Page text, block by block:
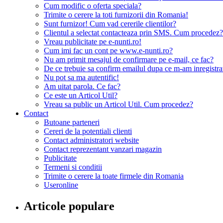
Cum modific o oferta speciala?
Trimite o cerere la toti furnizorii din Romania!
Sunt furnizor! Cum vad cererile clientilor?
Clientul a selectat contacteaza prin SMS. Cum procedez?
Vreau publicitate pe e-nunti.ro!
Cum imi fac un cont pe www.e-nunti.ro?
Nu am primit mesajul de confirmare pe e-mail, ce fac?
De ce trebuie sa confirm emailul dupa ce m-am
Nu pot sa ma autentific!
Am uitat parola. Ce fac?
Ce este un Articol Util?
Vreau sa public un Articol Util. Cum procedez?
Contact
Butoane parteneri
Cereri de la potentiali clienti
Contact administratori website
Contact reprezentant vanzari magazin
Publicitate
Termeni si conditii
Trimite o cerere la toate firmele din Romania
Useronline
Articole populare